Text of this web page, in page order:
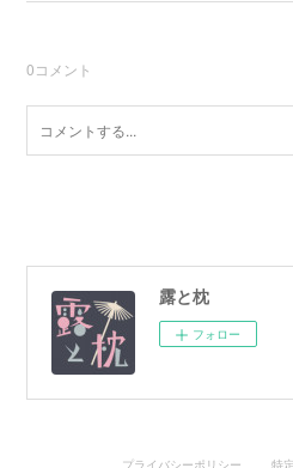
0コメント
露と枕
フォロー
プライバシーポリシー 特